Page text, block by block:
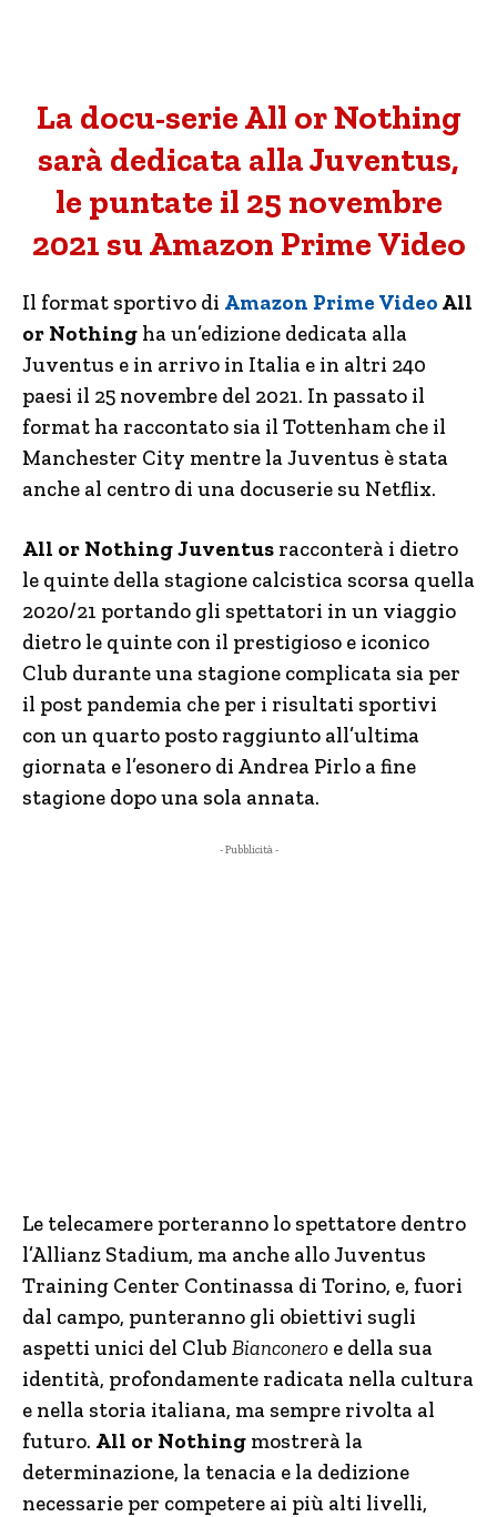
La docu-serie All or Nothing
sarà dedicata alla Juventus,
le puntate il 25 novembre
2021 su Amazon Prime Video
Il format sportivo di Amazon Prime Video All
or Nothing ha un’edizione dedicata alla
Juventus e in arrivo in Italia e in altri 240
paesi il 25 novembre del 2021. In passato il
format ha raccontato sia il Tottenham che il
Manchester City mentre la Juventus è stata
anche al centro di una docuserie su Netflix.
All or Nothing Juventus racconterà i dietro
le quinte della stagione calcistica scorsa quella
2020/21 portando gli spettatori in un viaggio
dietro le quinte con il prestigioso e iconico
Club durante una stagione complicata sia per
il post pandemia che per i risultati sportivi
con un quarto posto raggiunto all’ultima
giornata e l’esonero di Andrea Pirlo a fine
stagione dopo una sola annata.
- Pubblicità -
Le telecamere porteranno lo spettatore dentro
l’Allianz Stadium, ma anche allo Juventus
Training Center Continassa di Torino, e, fuori
dal campo, punteranno gli obiettivi sugli
aspetti unici del Club Bianconero e della sua
identità, profondamente radicata nella cultura
e nella storia italiana, ma sempre rivolta al
futuro. All or Nothing mostrerà la
determinazione, la tenacia e la dedizione
necessarie per competere ai più alti livelli,